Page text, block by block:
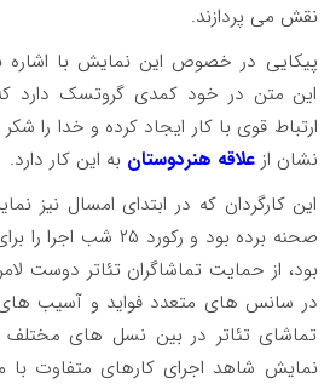
نقش می پردازند.
پیکایی در خصوص این نمایش با اشاره
این متن در خود کمدی گروتسک
ارتباط قوی با کار ایجاد کرده و خدا را شکر
نشان از علاقه هنردوستان به این کار دارد.
این کارگردان که در ابتدای امسال نیز
صحنه برده بود و رکورد
بود، از حمایت تماشاگران تئاتر دوست
در سانس های متعدد فواید و آسیب
تماشای تئاتر در بین نسل های مختلف
نمایش شاهد اجرای کارهای متفاوت با